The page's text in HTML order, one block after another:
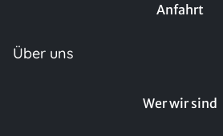
Anfahrt
Über uns
Wer wir sind